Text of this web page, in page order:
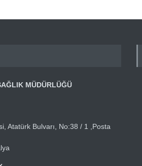
MÜDÜRLÜĞÜ
Atatürk Bulvarı, No:38 / 1 ,Posta